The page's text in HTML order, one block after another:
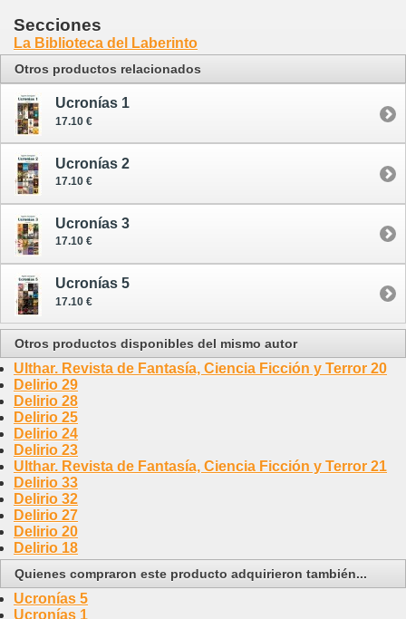
Secciones
La Biblioteca del Laberinto
Otros productos relacionados
Ucronías 1
17.10 €
Ucronías 2
17.10 €
Ucronías 3
17.10 €
Ucronías 5
17.10 €
Otros productos disponibles del mismo autor
Ulthar. Revista de Fantasía, Ciencia Ficción y Terror 20
Delirio 29
Delirio 28
Delirio 25
Delirio 24
Delirio 23
Ulthar. Revista de Fantasía, Ciencia Ficción y Terror 21
Delirio 33
Delirio 32
Delirio 27
Delirio 20
Delirio 18
Quienes compraron este producto adquirieron también...
Ucronías 5
Ucronías 1